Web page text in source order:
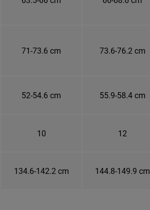
71-73.6 cm 73.6-76.2 cm
52-54.6 cm 55.9-58.4 cm
10 12
134.6-142.2 cm 144.8-149.9 cm